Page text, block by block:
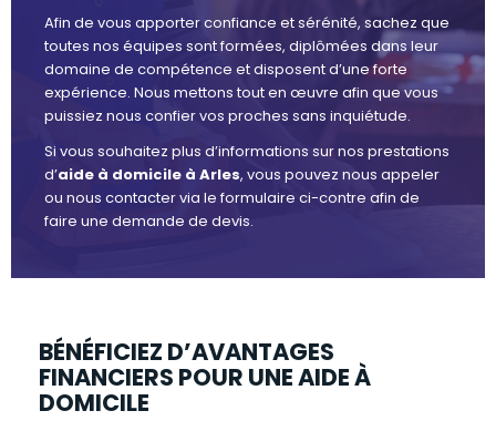
Afin de vous apporter confiance et sérénité, sachez que
toutes nos équipes sont formées, diplômées dans leur
domaine de compétence et disposent d’une forte
expérience. Nous mettons tout en œuvre afin que vous
puissiez nous confier vos proches sans inquiétude.
Si vous souhaitez plus d’informations sur nos prestations
d’aide à domicile à Arles, vous pouvez nous appeler
ou nous contacter via le formulaire ci-contre afin de
faire une demande de devis.
BÉNÉFICIEZ D’AVANTAGES
FINANCIERS POUR UNE AIDE À
DOMICILE